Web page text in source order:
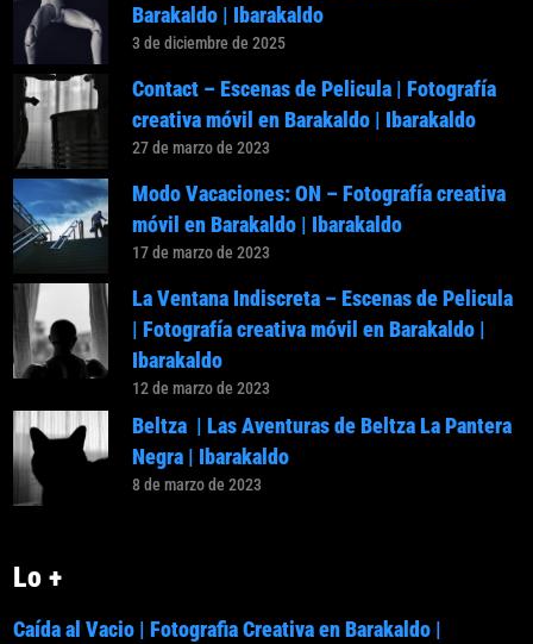
Barakaldo | Ibarakaldo
3 de diciembre de 2025
Contact – Escenas de Pelicula | Fotografía
creativa móvil en Barakaldo | Ibarakaldo
27 de marzo de 2023
Modo Vacaciones: ON – Fotografía creativa
móvil en Barakaldo | Ibarakaldo
17 de marzo de 2023
La Ventana Indiscreta – Escenas de Pelicula
| Fotografía creativa móvil en Barakaldo |
Ibarakaldo
12 de marzo de 2023
Beltza | Las Aventuras de Beltza La Pantera
Negra | Ibarakaldo
8 de marzo de 2023
Lo +
Caída al Vacio | Fotografia Creativa en Barakaldo |